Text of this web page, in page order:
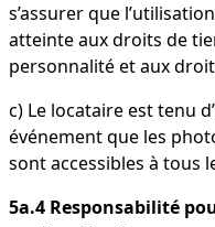
s’assurer que
atteinte aux droits de
personnalité et aux
c) Le locataire est tenu
événement que les
sont accessibles à tous
5a.4 Responsabilité